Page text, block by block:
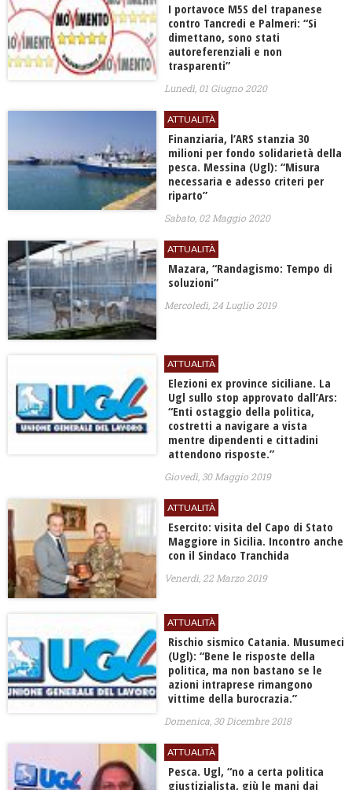
I portavoce M5S del trapanese
contro Tancredi e Palmeri: “Si
dimettano, sono stati
autoreferenziali e non
trasparenti”
Lunedì, 01 Giugno 2020
ATTUALITÀ
Finanziaria, l’ARS stanzia 30
milioni per fondo solidarietà della
pesca. Messina (Ugl): “Misura
necessaria e adesso criteri per
riparto”
Sabato, 02 Maggio 2020
ATTUALITÀ
Mazara, “Randagismo: Tempo di
soluzioni”
Mercoledì, 24 Luglio 2019
ATTUALITÀ
Elezioni ex province siciliane. La
Ugl sullo stop approvato dall’Ars:
“Enti ostaggio della politica,
costretti a navigare a vista
mentre dipendenti e cittadini
attendono risposte.”
Giovedì, 30 Maggio 2019
ATTUALITÀ
Esercito: visita del Capo di Stato
Maggiore in Sicilia. Incontro anche
con il Sindaco Tranchida
Venerdì, 22 Marzo 2019
ATTUALITÀ
Rischio sismico Catania. Musumeci
(Ugl): “Bene le risposte della
politica, ma non bastano se le
azioni intraprese rimangono
vittime della burocrazia.”
Domenica, 30 Dicembre 2018
ATTUALITÀ
Pesca. Ugl, “no a certa politica
giustizialista, giù le mani dai